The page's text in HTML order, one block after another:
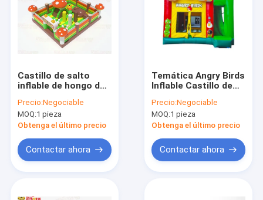
Castillo de salto
inflable de hongo de
para niños pequeños
Precio:Negociable
MOQ:1 pieza
Obtenga el último precio
Contactar ahora
Temática Angry Birds
Inflable Castillo de
Precio:Negociable
MOQ:1 pieza
Obtenga el último precio
Contactar ahora